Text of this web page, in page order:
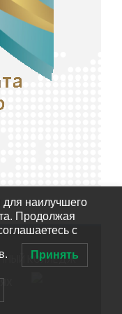
КОЛЛЕДЖ
наилучшего
Продолжая
с
Принять